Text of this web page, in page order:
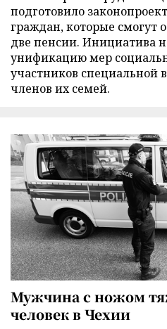
подготовило
граждан, которые смогут
две пенсии. Инициатива
унификацию мер
участников специальной
членов их семей.
Мужчина с ножом
человек в Чехии